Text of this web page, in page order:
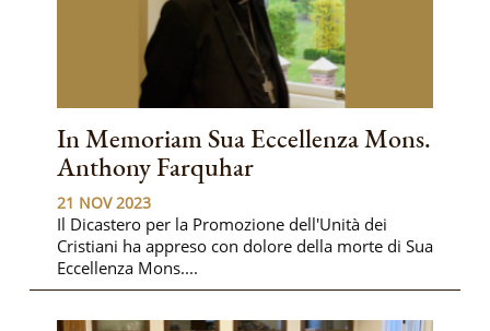
In Memoriam Sua Eccellenza Mons.
Anthony Farquhar
21 NOV 2023
Il Dicastero per la Promozione dell'Unità dei
Cristiani ha appreso con dolore della morte di Sua
Eccellenza Mons....